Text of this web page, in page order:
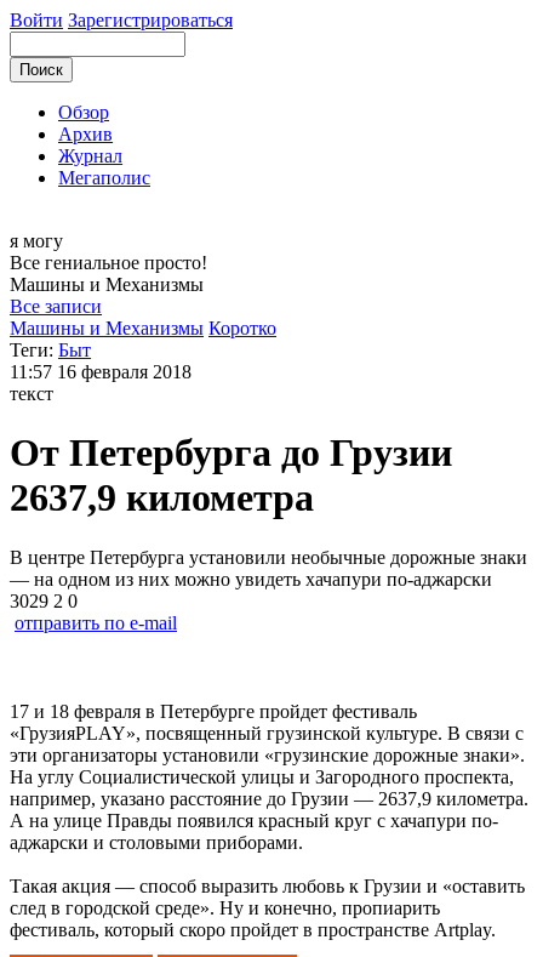
Войти Зарегистрироваться
Обзор
Архив
Журнал
Мегаполис
я могу
Все гениальное просто!
Машины и Механизмы
Все записи
Машины и Механизмы Коротко
Теги: Быт
11:57 16 февраля 2018
текст
От Петербурга до Грузии
2637,9 километра
В центре Петербурга установили необычные дорожные знаки
— на одном из них можно увидеть хачапури по-аджарски
3029 2 0
отправить по e-mail
17 и 18 февраля в Петербурге пройдет фестиваль
«ГрузияPLAY», посвященный грузинской культуре. В связи с
эти организаторы установили «грузинские дорожные знаки».
На углу Социалистической улицы и Загородного проспекта,
например, указано расстояние до Грузии — 2637,9 километра.
А на улице Правды появился красный круг с хачапури по-
аджарски и столовыми приборами.
Такая акция — способ выразить любовь к Грузии и «оставить
след в городской среде». Ну и конечно, пропиарить
фестиваль, который скоро пройдет в пространстве Artplay.